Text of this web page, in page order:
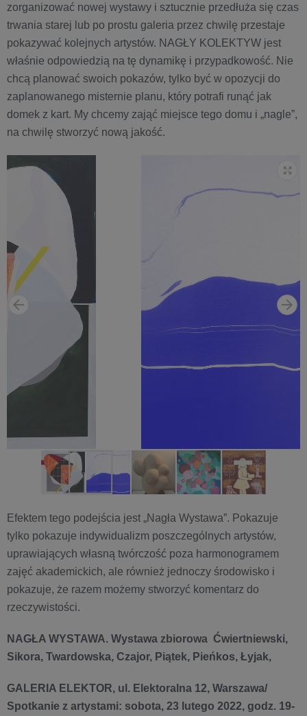
zorganizować nowej wystawy i sztucznie przedłuża się czas
trwania starej lub po prostu galeria przez chwilę przestaje
pokazywać kolejnych artystów. NAGŁY KOLEKTYW jest
właśnie odpowiedzią na tę dynamikę i przypadkowość. Nie
chcą planować swoich pokazów, tylko być w opozycji do
zaplanowanego misternie planu, który potrafi runąć jak
domek z kart. My chcemy zająć miejsce tego domu i „nagle”,
na chwilę stworzyć nową jakość.
Efektem tego podejścia jest „Nagła Wystawa”. Pokazuje
tylko pokazuje indywidualizm poszczególnych artystów,
uprawiających własną twórczość poza harmonogramem
zajęć akademickich, ale również jednoczy środowisko i
pokazuje, że razem możemy stworzyć komentarz do
rzeczywistości.
NAGŁA WYSTAWA. Wystawa zbiorowa Ćwiertniewski,
Sikora, Twardowska, Czajor, Piątek, Pieńkos, Łyjak,
GALERIA ELEKTOR, ul. Elektoralna 12, Warszawa/
Spotkanie z artystami: sobota, 23 lutego 2022, godz. 19-